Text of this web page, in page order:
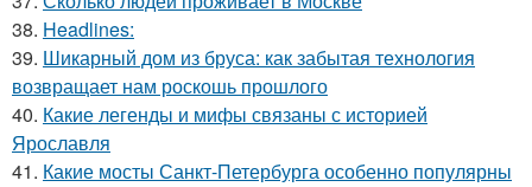
38. Headlines:
39. Шикарный дом из бруса: как забытая технология
возвращает нам роскошь прошлого
40. Какие легенды и мифы связаны с историей
Ярославля
41. Какие мосты Санкт-Петербурга особенно популярны